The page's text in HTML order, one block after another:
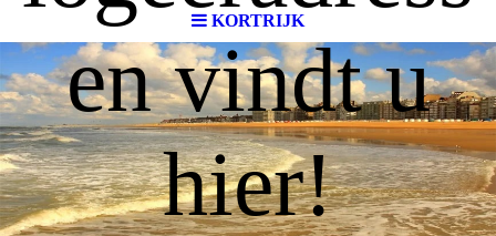
KORTRIJK
en vindt u
hier!